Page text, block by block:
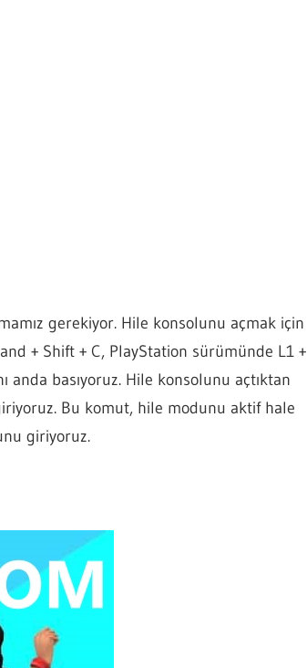
gerekiyor. Hile konsolunu açmak için
+ Shift + C, PlayStation sürümünde L1 +
anda basıyoruz. Hile konsolunu açtıktan
Bu komut, hile modunu aktif hale
giriyoruz.